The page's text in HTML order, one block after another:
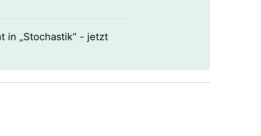
in „Stochastik“ - jetzt